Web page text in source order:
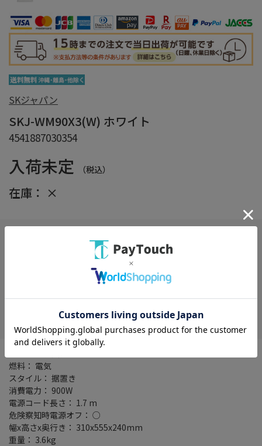
SKジャパン
SKJ-WM90X3(W) ホワイト
4541887030354
入荷未定 （税込）
在庫： ×
※商品の箱をエアクッションで保護し損傷を防ぎます。
在庫がありません
燃料： 電気
スタイル： 据置き
消費電力： 900W
電源コード長さ： 1.7 m
危険察知時電源オフ： ○
幅x高さx奥行き： 310x555x240mm
重量： 3.6kg